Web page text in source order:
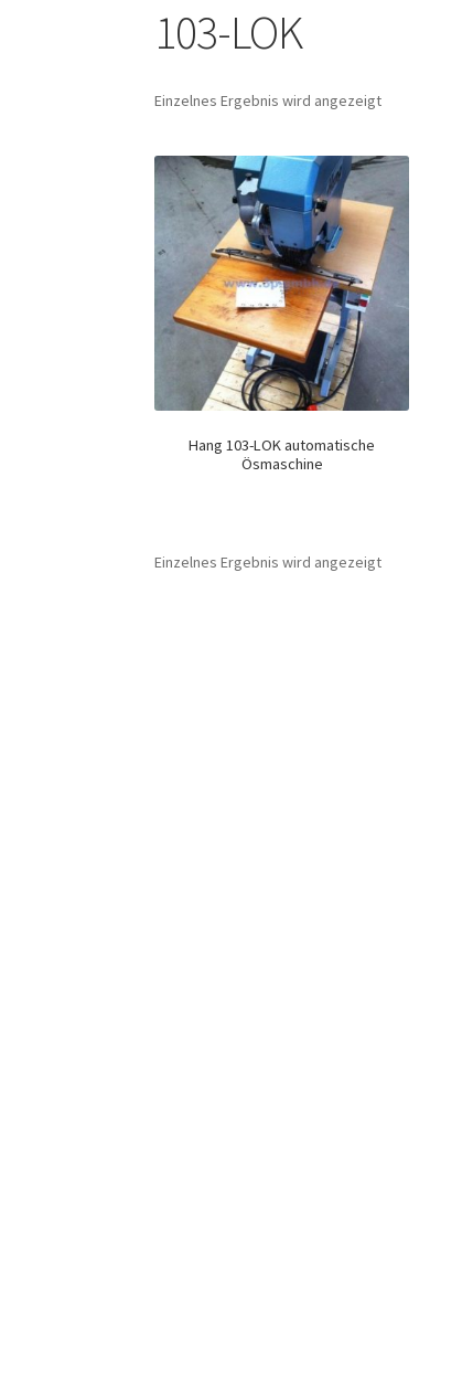
103-LOK
Einzelnes Ergebnis wird angezeigt
Hang 103-LOK automatische
Ösmaschine
Einzelnes Ergebnis wird angezeigt